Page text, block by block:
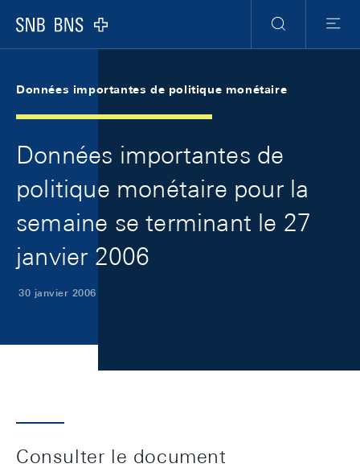
Logo
RechercheMenu
Données importantes de politique monétaire
Données importantes de
politique monétaire pour la
semaine se terminant le 27
janvier 2006
30 janvier 2006
Consulter le document